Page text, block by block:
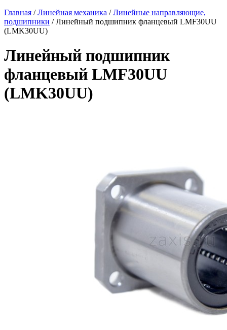
Главная /Линейная механика /Линейные направляющие,
подшипники / Линейный подшипник фланцевый LMF30UU
(LMK30UU)
Линейный подшипник
фланцевый LMF30UU
(LMK30UU)